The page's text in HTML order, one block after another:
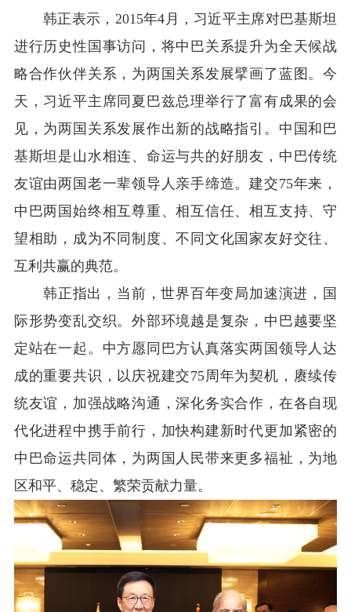
韩正表示，2015年4月，习近平主席对巴基斯坦
进行历史性国事访问，将中巴关系提升为全天候战
略合作伙伴关系，为两国关系发展擘画了蓝图。今
天，习近平主席同夏巴兹总理举行了富有成果的会
见，为两国关系发展作出新的战略指引。中国和巴
基斯坦是山水相连、命运与共的好朋友，中巴传统
友谊由两国老一辈领导人亲手缔造。建交75年来，
中巴两国始终相互尊重、相互信任、相互支持、守
望相助，成为不同制度、不同文化国家友好交往、
互利共赢的典范。
韩正指出，当前，世界百年变局加速演进，国
际形势变乱交织。外部环境越是复杂，中巴越要坚
定站在一起。中方愿同巴方认真落实两国领导人达
成的重要共识，以庆祝建交75周年为契机，赓续传
统友谊，加强战略沟通，深化务实合作，在各自现
代化进程中携手前行，加快构建新时代更加紧密的
中巴命运共同体，为两国人民带来更多福祉，为地
区和平、稳定、繁荣贡献力量。